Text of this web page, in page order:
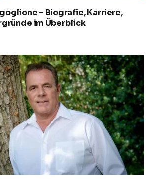
– Biografie, Karriere,
im Überblick